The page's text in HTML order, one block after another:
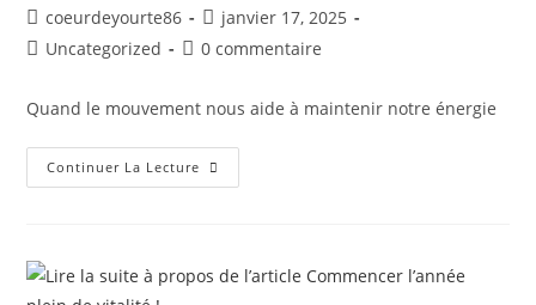
coeurdeyourte86
janvier 17, 2025
Uncategorized
0 commentaire
Quand le mouvement nous aide à maintenir notre énergie
Continuer La Lecture